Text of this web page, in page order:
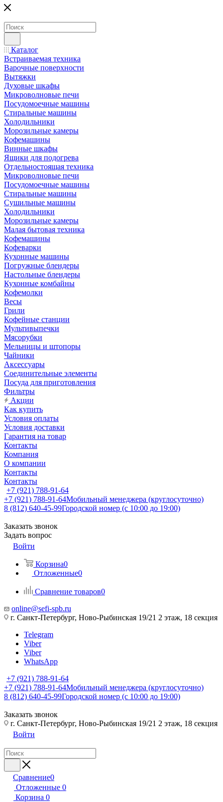
Каталог
Встраиваемая техника
Варочные поверхности
Вытяжки
Духовые шкафы
Микроволновые печи
Посудомоечные машины
Стиральные машины
Холодильники
Морозильные камеры
Кофемашины
Винные шкафы
Ящики для подогрева
Отдельностоящая техника
Микроволновые печи
Посудомоечные машины
Стиральные машины
Сушильные машины
Холодильники
Морозильные камеры
Малая бытовая техника
Кофемашины
Кофеварки
Кухонные машины
Погружные блендеры
Настольные блендеры
Кухонные комбайны
Кофемолки
Весы
Грили
Кофейные станции
Мультивыпечки
Мясорубки
Мельницы и штопоры
Чайники
Аксессуары
Соединительные элементы
Посуда для приготовления
Фильтры
Акции
Как купить
Условия оплаты
Условия доставки
Гарантия на товар
Контакты
Компания
О компании
Контакты
Контакты
+7 (921) 788-91-64
+7 (921) 788-91-64Мобильный менеджера (круглосуточно)
8 (812) 640-45-99Городской номер (с 10:00 до 19:00)
Заказать звонок
Задать вопрос
Войти
Корзина0
Отложенные0
Сравнение товаров0
online@sefi-spb.ru
г. Санкт-Петербург, Ново-Рыбинская 19/21 2 этаж, 18 секция
Telegram
Viber
Viber
WhatsApp
+7 (921) 788-91-64
+7 (921) 788-91-64Мобильный менеджера (круглосуточно)
8 (812) 640-45-99Городской номер (с 10:00 до 19:00)
Заказать звонок
г. Санкт-Петербург, Ново-Рыбинская 19/21 2 этаж, 18 секция
Войти
Сравнение0
Отложенные 0
Корзина 0